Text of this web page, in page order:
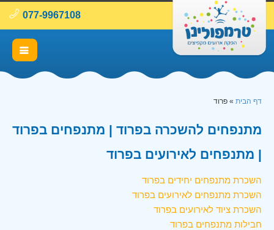
077-9967108
דף הבית » פרוד
מתנפחים להשכרה בפרוד | מתנפחים בפרוד
| מתנפחים לאירועים בפרוד
השכרת מתנפחים יחידים בפרוד
השכרת מתנפחים לאירועים בפרוד
השכרת ציוד לאירועים בפרוד
חבילות מתנפחים בפרוד